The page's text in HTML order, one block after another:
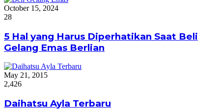
October 15, 2024
28
5 Hal yang Harus Diperhatikan Saat Beli
Gelang Emas Berlian
May 21, 2015
2,426
Daihatsu Ayla Terbaru